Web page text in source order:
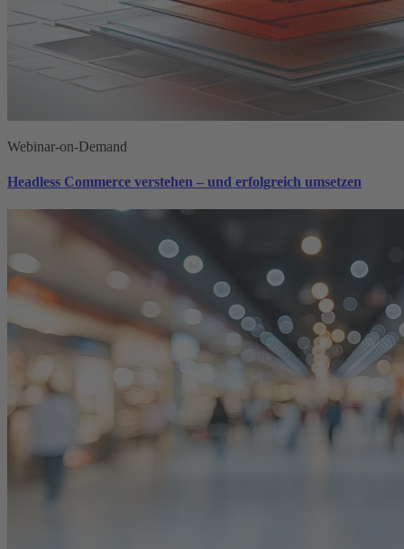
Webinar-on-Demand
Headless Commerce verstehen – und erfolgreich umsetzen